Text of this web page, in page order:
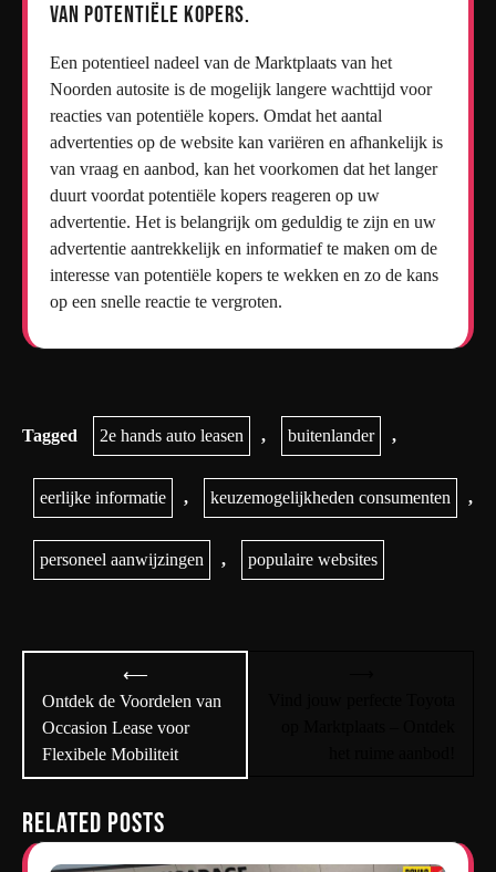
van potentiële kopers.
Een potentieel nadeel van de Marktplaats van het
Noorden autosite is de mogelijk langere wachttijd voor
reacties van potentiële kopers. Omdat het aantal
advertenties op de website kan variëren en afhankelijk is
van vraag en aanbod, kan het voorkomen dat het langer
duurt voordat potentiële kopers reageren op uw
advertentie. Het is belangrijk om geduldig te zijn en uw
advertentie aantrekkelijk en informatief te maken om de
interesse van potentiële kopers te wekken en zo de kans
op een snelle reactie te vergroten.
Tagged 2e hands auto leasen , buitenlander ,
eerlijke informatie , keuzemogelijkheden consumenten ,
personeel aanwijzingen , populaire websites
navigatie
⟵
Ontdek de Voordelen van
Occasion Lease voor
Flexibele Mobiliteit
Related Posts